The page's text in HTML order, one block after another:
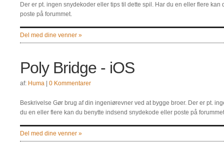
Der er pt. ingen snydekoder eller tips til dette spil. Har du en eller flere
poste på forummet.
Del med dine venner »
Poly Bridge - iOS
af: Huma 0 Kommentarer
Beskrivelse Gør brug af din ingeniørevner ved at bygge broer. Der er pt.
du en eller flere kan du benytte indsend snydekode eller poste på
Del med dine venner »